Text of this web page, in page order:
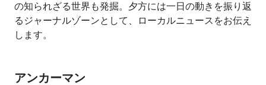
の知られざる世界も発掘。夕方には一日の動きを振り返
るジャーナルゾーンとして、ローカルニュースをお伝え
します。
アンカーマン